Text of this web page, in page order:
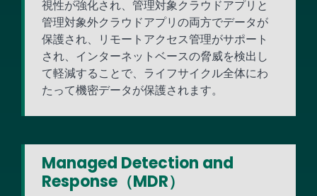
視性が強化され、管理対象クラウドアプリと
管理対象外クラウドアプリの両方でデータが
保護され、リモートアクセス管理がサポート
され、インターネットベースの脅威を検出し
て軽減することで、ライフサイクル全体にわ
たって機密データが保護されます。
Managed Detection and
Response（MDR）